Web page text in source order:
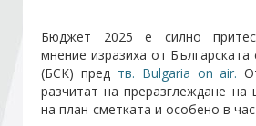
Стани член
Бюджет 2025 е силно
мнение изразиха от Българската
(БСК) пред тв. Bulgaria on air.
разчитат на преразглеждане на
на план-сметката и особено в